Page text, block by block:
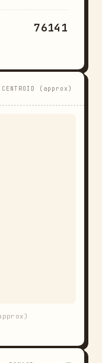
76141
CENTROID (approx)